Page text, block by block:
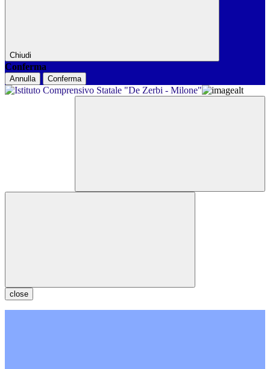
Chiudi
Conferma
Annulla Conferma
close